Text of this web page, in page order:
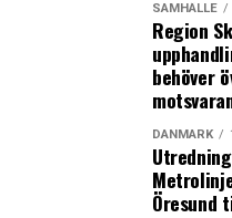
Sverige och Danmark har
förlängda gränskontroller
Sveriges och Danmarks
SAMHÄLLE
Region
behöver
DANMARK
Öresund